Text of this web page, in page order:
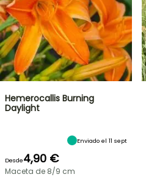
Hemerocallis Burning
Daylight
Enviado el 11 sept
Desde4,90 €
Maceta de 8/9 cm